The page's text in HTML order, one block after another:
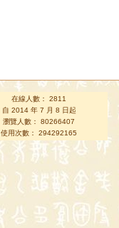
在線人數： 2811
自 2014 年 7 月 8 日起
瀏覽人數： 80266407
使用次數： 294292165